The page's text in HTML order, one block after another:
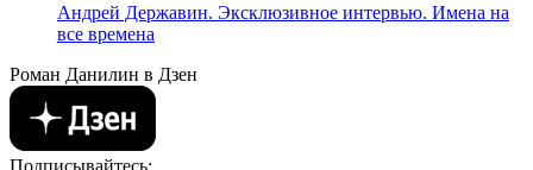
Андрей Державин. Эксклюзивное интервью. Имена на
все времена
Роман Данилин в Дзен
Подписывайтесь: